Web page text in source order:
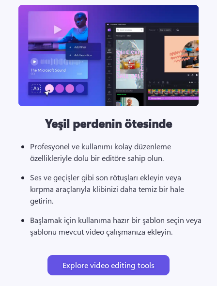
Yeşil perdenin ötesinde
Profesyonel ve kullanımı kolay düzenleme
özellikleriyle dolu bir editöre sahip olun.
Ses ve geçişler gibi son rötuşları ekleyin veya
kırpma araçlarıyla klibinizi daha temiz bir hale
getirin.
Başlamak için kullanıma hazır bir şablon seçin veya
şablonu mevcut video çalışmanıza ekleyin.
Explore video editing tools